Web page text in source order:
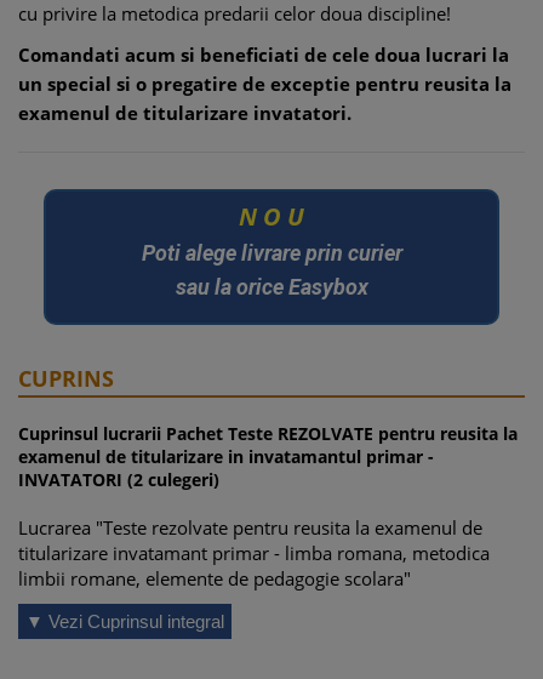
cu privire la metodica predarii celor doua discipline!
Comandati acum si beneficiati de cele doua lucrari la
un special si o pregatire de exceptie pentru reusita la
examenul de titularizare invatatori.
N O U
Poti alege livrare prin curier
sau la orice Easybox
CUPRINS
Cuprinsul lucrarii Pachet Teste REZOLVATE pentru reusita la
examenul de titularizare in invatamantul primar -
INVATATORI (2 culegeri)
Lucrarea "Teste rezolvate pentru reusita la examenul de
titularizare invatamant primar - limba romana, metodica
limbii romane, elemente de pedagogie scolara"
Testul nr. 1 . . . . . . . . . . . . . . . . . . . . . . . . . . . . . . . . . . . . . . . . . .
. . . . . . 9
▼ Vezi Cuprinsul integral